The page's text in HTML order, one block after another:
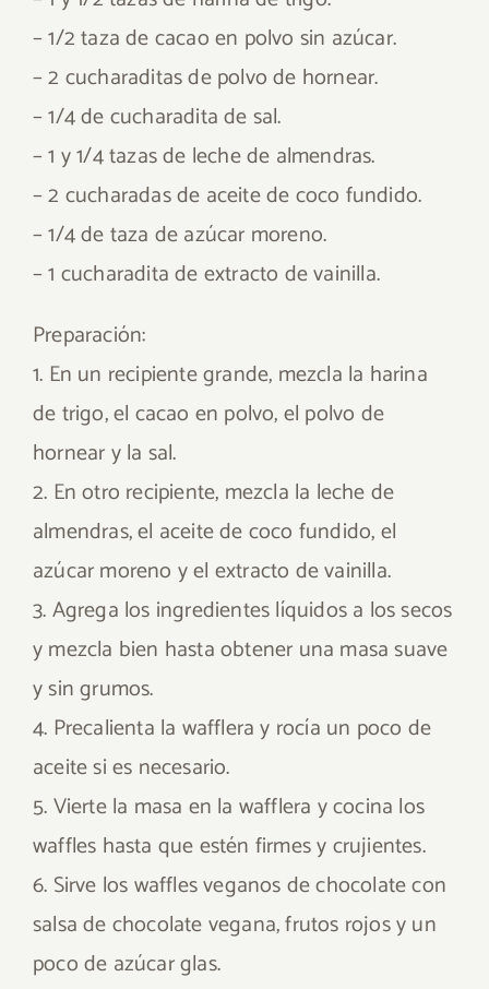
– 1/2 taza de cacao en polvo sin azúcar.
– 2 cucharaditas de polvo de hornear.
– 1/4 de cucharadita de sal.
– 1 y 1/4 tazas de leche de almendras.
– 2 cucharadas de aceite de coco fundido.
– 1/4 de taza de azúcar moreno.
– 1 cucharadita de extracto de vainilla.
Preparación:
1. En un recipiente grande, mezcla la harina
de trigo, el cacao en polvo, el polvo de
hornear y la sal.
2. En otro recipiente, mezcla la leche de
almendras, el aceite de coco fundido, el
azúcar moreno y el extracto de vainilla.
3. Agrega los ingredientes líquidos a los secos
y mezcla bien hasta obtener una masa suave
y sin grumos.
4. Precalienta la wafflera y rocía un poco de
aceite si es necesario.
5. Vierte la masa en la wafflera y cocina los
waffles hasta que estén firmes y crujientes.
6. Sirve los waffles veganos de chocolate con
salsa de chocolate vegana, frutos rojos y un
poco de azúcar glas.